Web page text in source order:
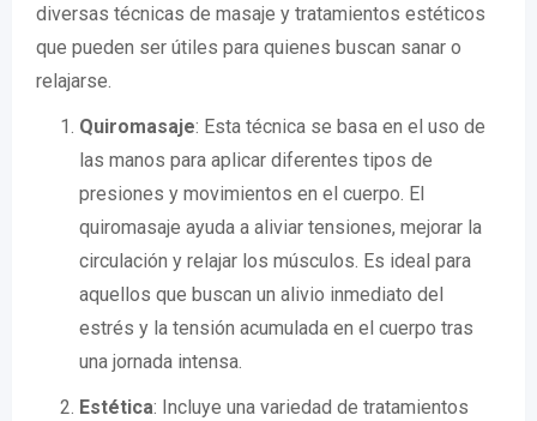
diversas técnicas de masaje y tratamientos estéticos
que pueden ser útiles para quienes buscan sanar o
relajarse.
Quiromasaje: Esta técnica se basa en el uso de
las manos para aplicar diferentes tipos de
presiones y movimientos en el cuerpo. El
quiromasaje ayuda a aliviar tensiones, mejorar la
circulación y relajar los músculos. Es ideal para
aquellos que buscan un alivio inmediato del
estrés y la tensión acumulada en el cuerpo tras
una jornada intensa.
Estética: Incluye una variedad de tratamientos